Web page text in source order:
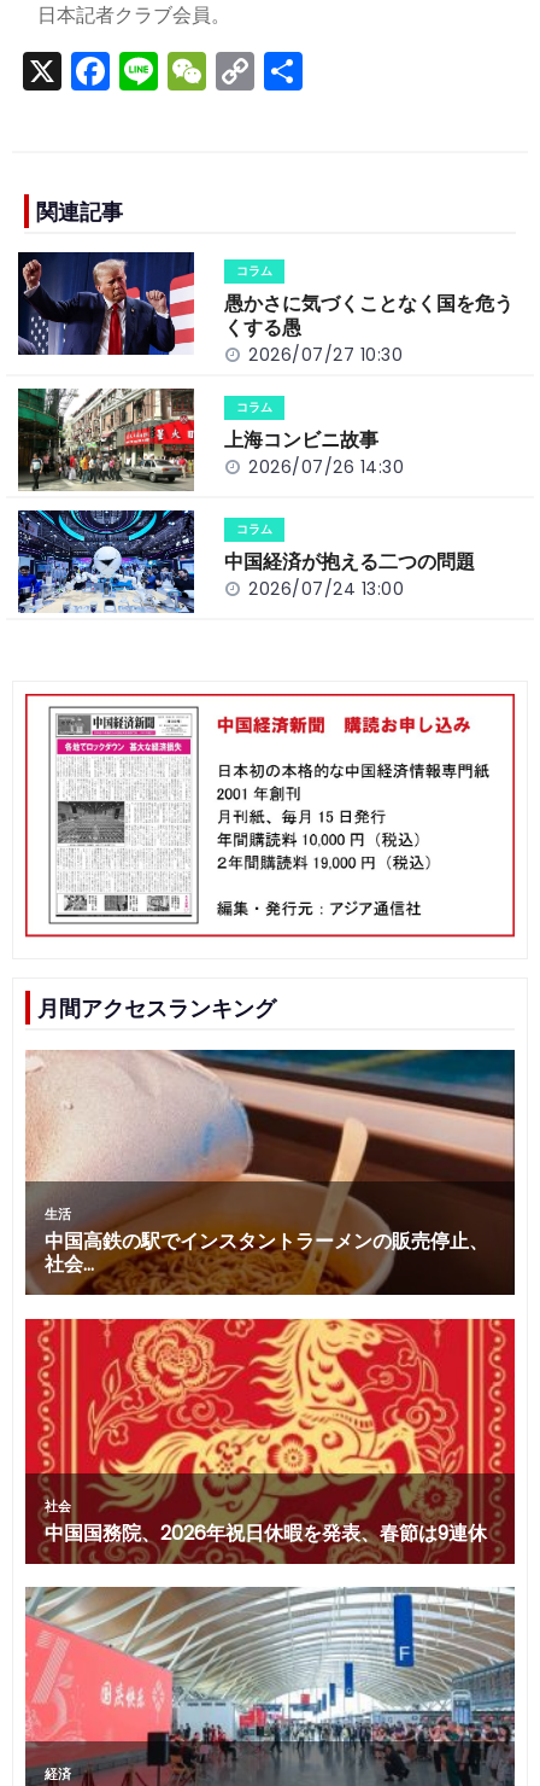
日本記者クラブ会員。
X F
a
e
b
o
o
k
Li
n
W
e
C
o
n
k
関連記事
コラム
愚かさに気づくことなく国を危う
くする愚
2026/07/27 10:30
コラム
上海コンビニ故事
2026/07/26 14:30
コラム
中国経済が抱える二つの問題
2026/07/24 13:00
月間アクセスランキング